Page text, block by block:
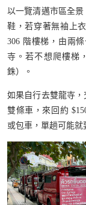
以一覽清邁市區全
鞋，若穿著無袖上
306 階樓梯，由兩
寺。若不想爬樓梯
銖）。
如果自行去雙龍寺
雙條車，來回約
或包車，單趟可能就